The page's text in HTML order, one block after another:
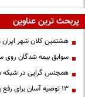
پربحث ترین عناوین
هشتمین کلان شهر
سوابق بیمه شدگان روی
همجنس گرایی در شبکه
13 توصیه آسان برای رفع بوی بد دهان